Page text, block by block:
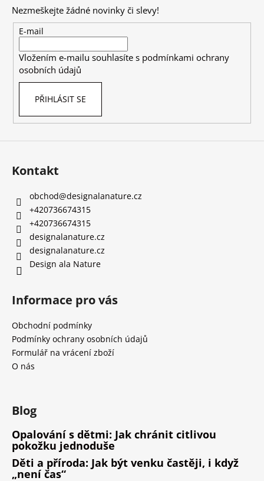
Nezmeškejte žádné novinky či slevy!
E-mail
Vložením e-mailu souhlasíte s podmínkami ochrany
osobních údajů
PŘIHLÁSIT SE
Kontakt
obchod@designalanature.cz
+420736674315
+420736674315
designalanature.cz
designalanature.cz
Design ala Nature
Informace pro vás
Obchodní podmínky
Podmínky ochrany osobních údajů
Formulář na vrácení zboží
O nás
Blog
Opalování s dětmi: Jak chránit citlivou
pokožku jednoduše
Děti a příroda: Jak být venku častěji, i když
„není čas“